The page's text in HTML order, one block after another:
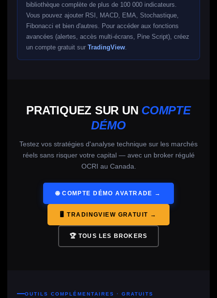
bibliothèque complète de plus de 100 000 indicateurs.
Vous pouvez ajouter RSI, MACD, EMA, Stochastique,
Fibonacci et bien d'autres. Pour accéder aux fonctions
avancées (alertes, accès multi-écrans, Pine Script), créez
un compte gratuit sur TradingView
PRATIQUEZ SUR UN COMPTE
DÉMO
Testez vos stratégies d'analyse technique sur les marchés
réels sans risquer votre capital — avec un broker régulé
OCRI au Canada.
🌐 COMPTE DÉMO AVATRADE →
🖥 TRADINGVIEW GRATUIT →
🏆 TOUS LES BROKERS
OUTILS COMPLÉMENTAIRES · GRATUITS